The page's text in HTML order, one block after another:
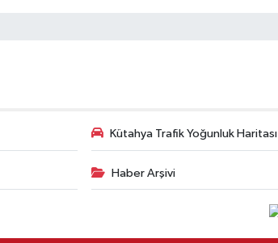
Kütahya Trafik Yoğunluk Haritası
Haber Arşivi